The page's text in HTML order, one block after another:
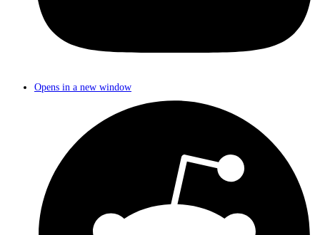
Opens in a new window